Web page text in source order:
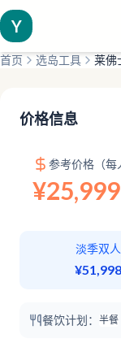
Y
首页 选岛工具 莱佛
价格信息
参考价格（每
¥25,999
淡季双人
¥51,998
餐饮计划： 半餐